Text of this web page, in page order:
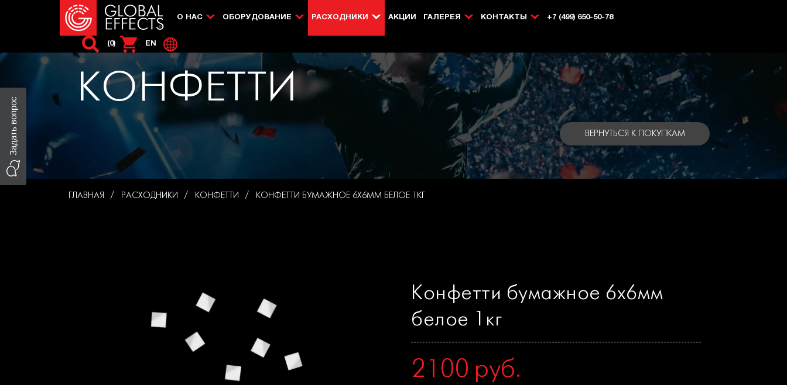
О НАС ОБОРУДОВАНИЕ РАСХОДНИКИ АКЦИИ ГАЛЕРЕЯ КОНТАКТЫ +7 (499) 650-50-78
(0) EN
КОНФЕТТИ
ВЕРНУТЬСЯ К ПОКУПКАМ
ГЛАВНАЯ РАСХОДНИКИ КОНФЕТТИ КОНФЕТТИ БУМАЖНОЕ 6Х6ММ БЕЛОЕ 1КГ
Конфетти бумажное 6х6мм
белое 1кг
2100 руб.
Задать вопрос